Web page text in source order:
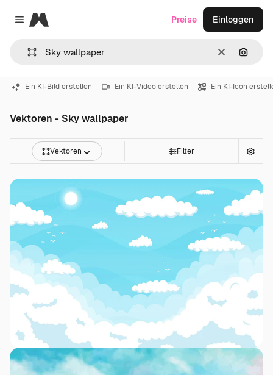
Close menu
Magnific
LöschenNach
Preise Einloggen
Ein KI-Bild erstellen Ein KI-Video erstellen Ein KI-Icon
Vektoren - Sky wallpaper
Vektoren Filter